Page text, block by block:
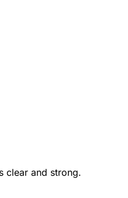
clear and strong.